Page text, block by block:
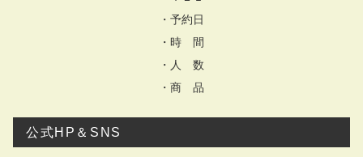
・予約日
・時 間
・人 数
・商 品
公式HP＆SNS